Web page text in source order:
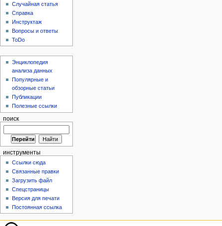
Случайная статья
Справка
Инструктаж
Вопросы и ответы
ToDo
Энциклопедия
анализа данных
Популярные и
обзорные статьи
Публикации
Полезные ссылки
поиск
инструменты
Ссылки сюда
Связанные правки
Загрузить файл
Спецстраницы
Версия для печати
Постоянная ссылка